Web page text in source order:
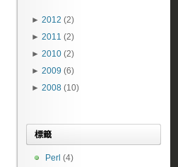
► 2012 (2)
► 2011 (2)
► 2010 (2)
► 2009 (6)
► 2008 (10)
標籤
Perl (4)